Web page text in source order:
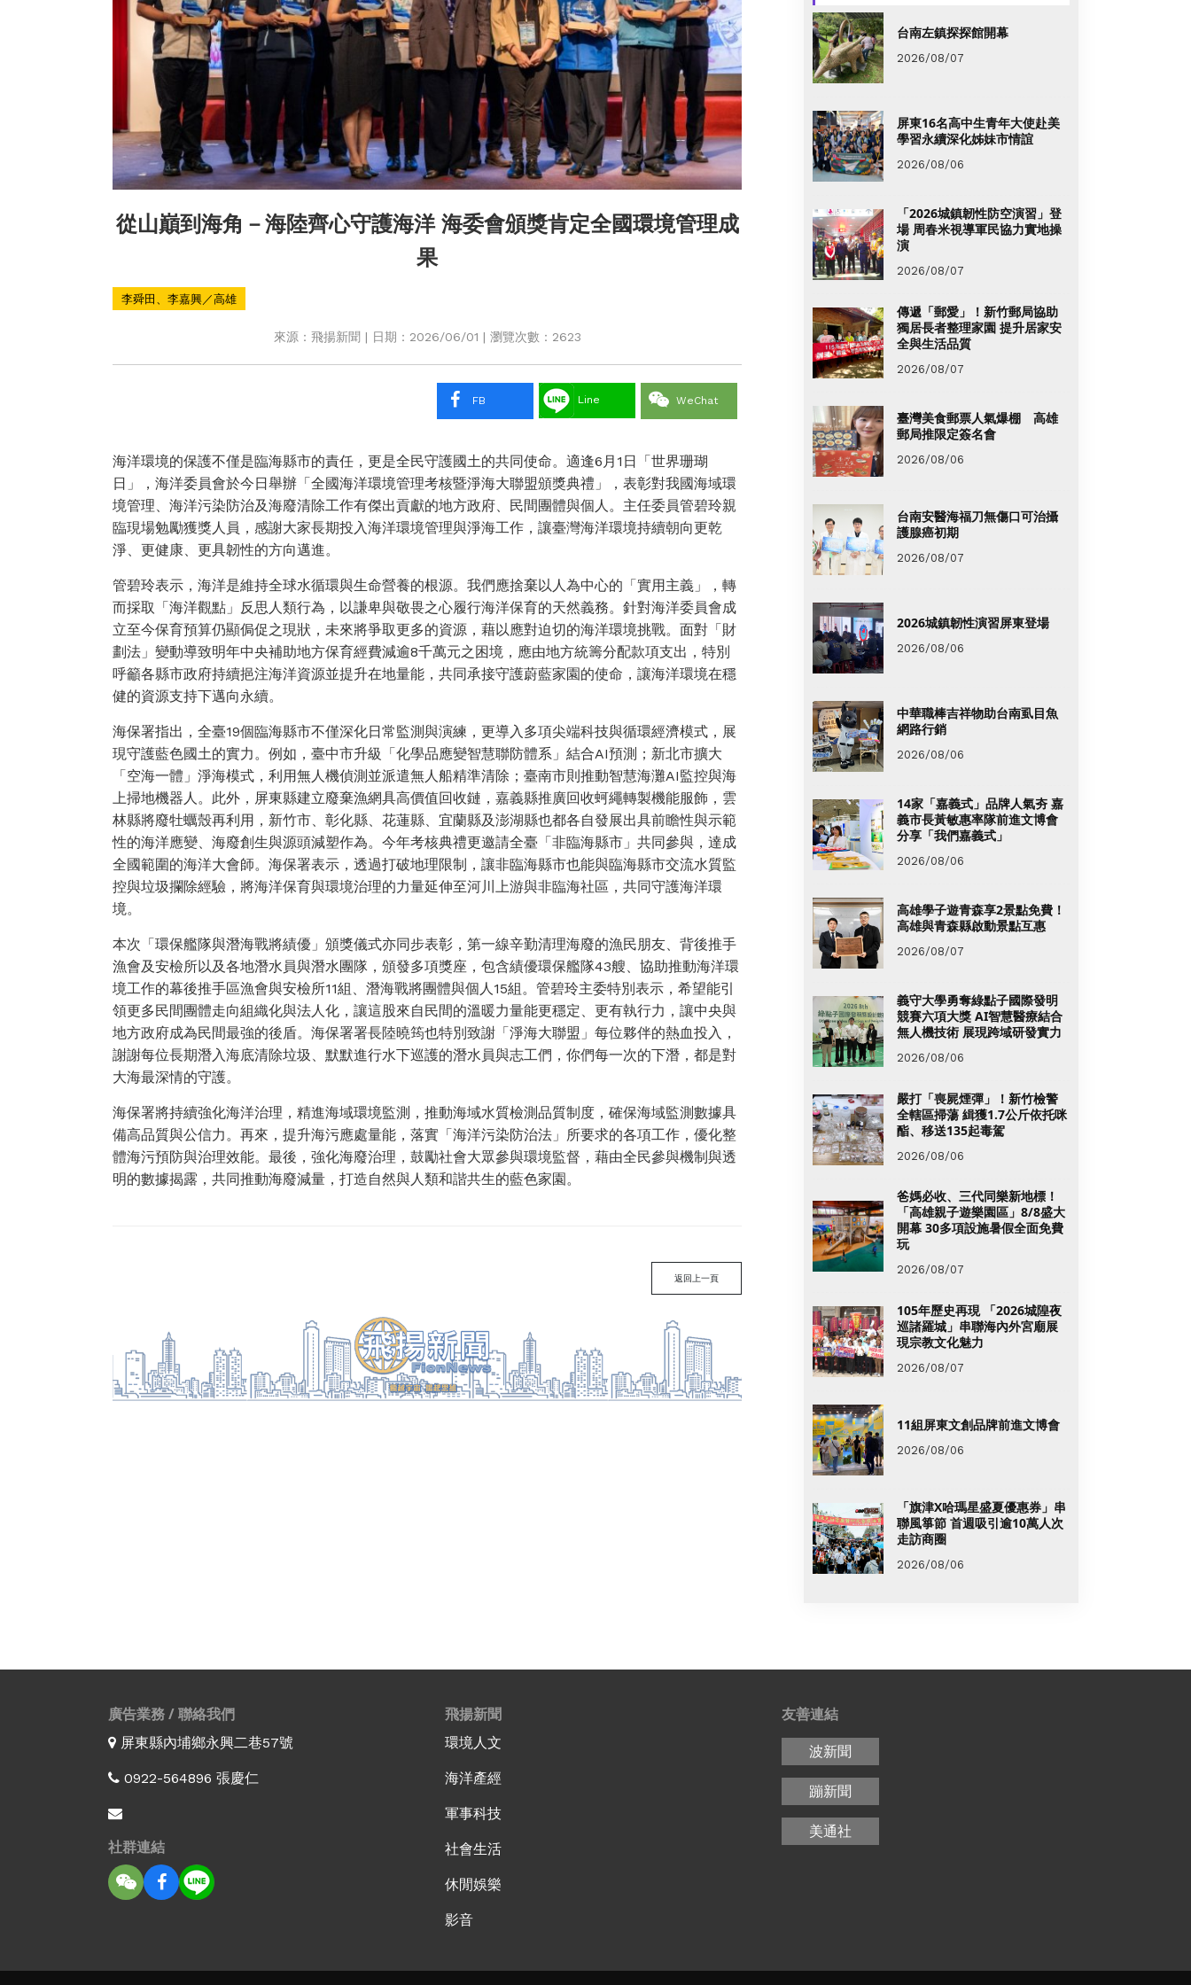
從山巔到海角－海陸齊心守護海洋 海委會頒獎肯定全國環境管理成
果
李舜田、李嘉興／高雄
來源：飛揚新聞 | 日期：2026/06/01 | 瀏覽次數：2623
FB Line WeChat
海洋環境的保護不僅是臨海縣市的責任，更是全民守護國土的共同使命。適逢6月1日「世界珊瑚
日」，海洋委員會於今日舉辦「全國海洋環境管理考核暨淨海大聯盟頒獎典禮」，表彰對我國海域環
境管理、海洋污染防治及海廢清除工作有傑出貢獻的地方政府、民間團體與個人。主任委員管碧玲親
臨現場勉勵獲獎人員，感謝大家長期投入海洋環境管理與淨海工作，讓臺灣海洋環境持續朝向更乾
淨、更健康、更具韌性的方向邁進。
管碧玲表示，海洋是維持全球水循環與生命營養的根源。我們應捨棄以人為中心的「實用主義」，轉
而採取「海洋觀點」反思人類行為，以謙卑與敬畏之心履行海洋保育的天然義務。針對海洋委員會成
立至今保育預算仍顯侷促之現狀，未來將爭取更多的資源，藉以應對迫切的海洋環境挑戰。面對「財
劃法」變動導致明年中央補助地方保育經費減逾8千萬元之困境，應由地方統籌分配款項支出，特別
呼籲各縣市政府持續挹注海洋資源並提升在地量能，共同承接守護蔚藍家園的使命，讓海洋環境在穩
健的資源支持下邁向永續。
海保署指出，全臺19個臨海縣市不僅深化日常監測與演練，更導入多項尖端科技與循環經濟模式，展
現守護藍色國土的實力。例如，臺中市升級「化學品應變智慧聯防體系」結合AI預測；新北市擴大
「空海一體」淨海模式，利用無人機偵測並派遣無人船精準清除；臺南市則推動智慧海灘AI監控與海
上掃地機器人。此外，屏東縣建立廢棄漁網具高價值回收鏈，嘉義縣推廣回收蚵繩轉製機能服飾，雲
林縣將廢牡蠣殼再利用，新竹市、彰化縣、花蓮縣、宜蘭縣及澎湖縣也都各自發展出具前瞻性與示範
性的海洋應變、海廢創生與源頭減塑作為。今年考核典禮更邀請全臺「非臨海縣市」共同參與，達成
全國範圍的海洋大會師。海保署表示，透過打破地理限制，讓非臨海縣市也能與臨海縣市交流水質監
控與垃圾攔除經驗，將海洋保育與環境治理的力量延伸至河川上游與非臨海社區，共同守護海洋環
境。
本次「環保艦隊與潛海戰將績優」頒獎儀式亦同步表彰，第一線辛勤清理海廢的漁民朋友、背後推手
漁會及安檢所以及各地潛水員與潛水團隊，頒發多項獎座，包含績優環保艦隊43艘、協助推動海洋環
境工作的幕後推手區漁會與安檢所11組、潛海戰將團體與個人15組。管碧玲主委特別表示，希望能引
領更多民間團體走向組織化與法人化，讓這股來自民間的溫暖力量能更穩定、更有執行力，讓中央與
地方政府成為民間最強的後盾。海保署署長陸曉筠也特別致謝「淨海大聯盟」每位夥伴的熱血投入，
謝謝每位長期潛入海底清除垃圾、默默進行水下巡護的潛水員與志工們，你們每一次的下潛，都是對
大海最深情的守護。
海保署將持續強化海洋治理，精進海域環境監測，推動海域水質檢測品質制度，確保海域監測數據具
備高品質與公信力。再來，提升海污應處量能，落實「海洋污染防治法」所要求的各項工作，優化整
體海污預防與治理效能。最後，強化海廢治理，鼓勵社會大眾參與環境監督，藉由全民參與機制與透
明的數據揭露，共同推動海廢減量，打造自然與人類和諧共生的藍色家園。
返回上一頁
台南左鎮探探館開幕
2026/08/07
屏東16名高中生青年大使赴美
學習永續深化姊妹市情誼
2026/08/06
「2026城鎮韌性防空演習」登
場 周春米視導軍民協力實地操
演
2026/08/07
傳遞「郵愛」！新竹郵局協助
獨居長者整理家園 提升居家安
全與生活品質
2026/08/07
臺灣美食郵票人氣爆棚 高雄
郵局推限定簽名會
2026/08/06
台南安醫海福刀無傷口可治攝
護腺癌初期
2026/08/07
2026城鎮韌性演習屏東登場
2026/08/06
中華職棒吉祥物助台南虱目魚
網路行銷
2026/08/06
14家「嘉義式」品牌人氣夯 嘉
義市長黃敏惠率隊前進文博會
分享「我們嘉義式」
2026/08/06
高雄學子遊青森享2景點免費！
高雄與青森縣啟動景點互惠
2026/08/07
義守大學勇奪綠點子國際發明
競賽六項大獎 AI智慧醫療結合
無人機技術 展現跨域研發實力
2026/08/06
嚴打「喪屍煙彈」！新竹檢警
全轄區掃蕩 緝獲1.7公斤依托咪
酯、移送135起毒駕
2026/08/06
爸媽必收、三代同樂新地標！
「高雄親子遊樂園區」8/8盛大
開幕 30多項設施暑假全面免費
玩
2026/08/07
105年歷史再現 「2026城隍夜
巡諸羅城」串聯海內外宮廟展
現宗教文化魅力
2026/08/07
11組屏東文創品牌前進文博會
2026/08/06
「旗津X哈瑪星盛夏優惠券」串
聯風箏節 首週吸引逾10萬人次
走訪商圈
2026/08/06
廣告業務 / 聯絡我們
屏東縣內埔鄉永興二巷57號
0922-564896 張慶仁
社群連結
飛揚新聞
環境人文
海洋產經
軍事科技
社會生活
休閒娛樂
影音
友善連結
波新聞
蹦新聞
美通社